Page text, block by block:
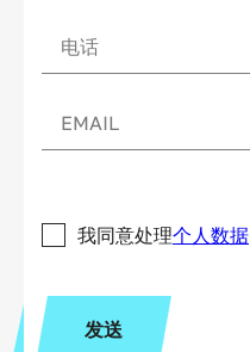
我同意处理个人数据
发送